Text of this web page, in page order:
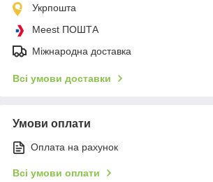
Укрпошта
Meest ПОШТА
Міжнародна доставка
Всі умови доставки
Умови оплати
Оплата на рахунок
Всі умови оплати